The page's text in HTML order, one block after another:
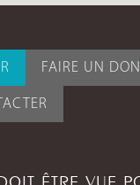
FAIRE UN DON
ÊTRE VUE